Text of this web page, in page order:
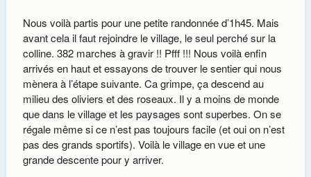
Nous voilà partis pour une petite randonnée d’1h45. Mais
avant cela il faut rejoindre le village, le seul perché sur la
colline. 382 marches à gravir !! Pfff !!! Nous voilà enfin
arrivés en haut et essayons de trouver le sentier qui nous
mènera à l’étape suivante. Ca grimpe, ça descend au
milieu des oliviers et des roseaux. Il y a moins de monde
que dans le village et les paysages sont superbes. On se
régale même si ce n’est pas toujours facile (et oui on n’est
pas des grands sportifs). Voilà le village en vue et une
grande descente pour y arriver.